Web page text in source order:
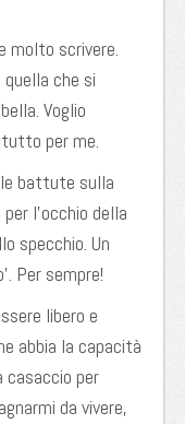
molto scrivere.
che si
Voglio
per me.
battute sulla
l’occhio della
specchio. Un
Per sempre!
libero e
abbia la capacità
casaccio per
da vivere,